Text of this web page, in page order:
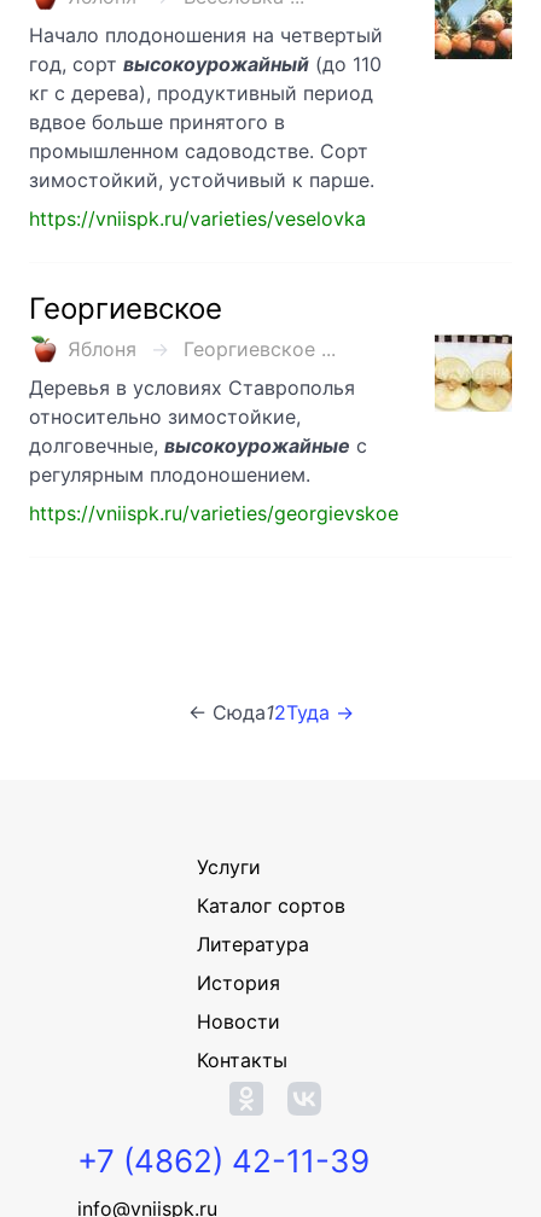
Начало плодоношения на четвертый
год, сорт высокоурожайный (до 110
кг с дерева), продуктивный период
вдвое больше принятого в
промышленном садоводстве. Сорт
зимостойкий, устойчивый к парше.
https://vniispk.ru/varieties/veselovka
Георгиевское
Яблоня
Георгиевское ...
Деревья в условиях Ставрополья
относительно зимостойкие,
долговечные, высокоурожайные с
регулярным плодоношением.
https://vniispk.ru/varieties/georgievskoe
← Сюда12Туда →
Услуги
Каталог сортов
Литература
История
Новости
Контакты
+7 (4862) 42-11-39
info@vniispk.ru